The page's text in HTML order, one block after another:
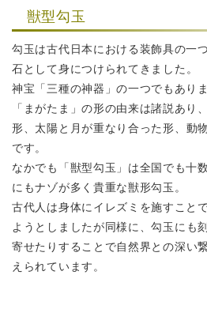
獣型勾玉
勾玉は古代日本における装飾具の一
石として身につけられてきました。
神宝「三種の神器」の一つでもありま
「まがたま」の形の由来は諸説あり
形、 太陽と月が重なり合った形、動
です。
なかでも「獣型勾玉」は全国でも十
にもナゾが多く貴重な獣形勾玉。
古代人は身体にイレズミを施すこと
ようとしましたが同様に、勾玉にも
寄せたりすることで自然界との深い
えられています。